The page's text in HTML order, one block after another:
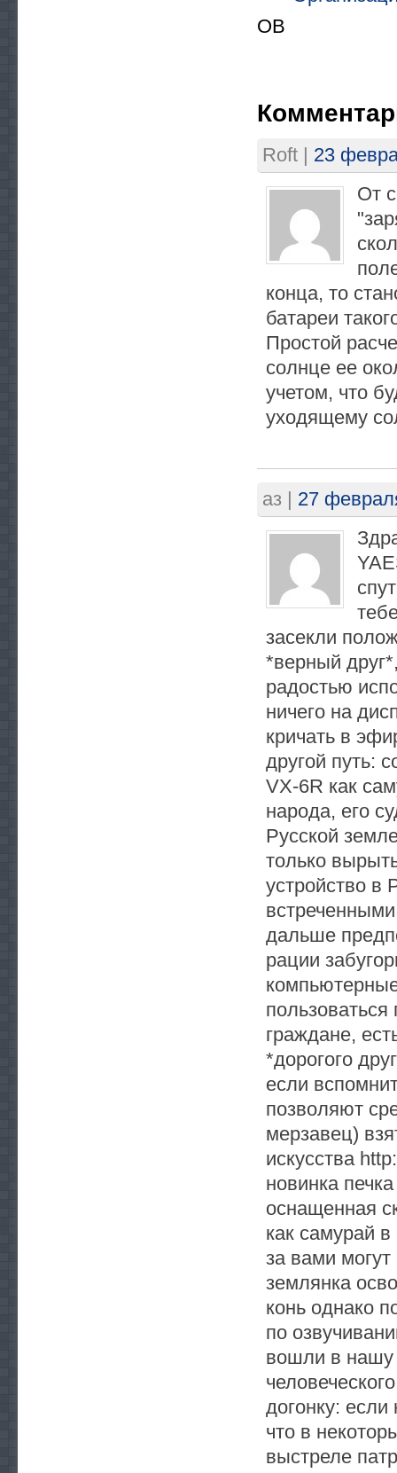
OB
Roft | 23
От
конца, то
батареи
Простой
солнце ее
учетом, что
уходящему
аз | 27
засекли
*верный
радостью
ничего на
кричать в
другой путь:
VX-6R как
народа, его
Русской
только
устройство в
дальше
рации
граждане,
*дорогого
если
позволяют
мерзавец)
искусства
новинка
оснащенная
как самурай
за вами
землянка
конь однако
по
вошли в нашу
догонку:
что в
выстреле